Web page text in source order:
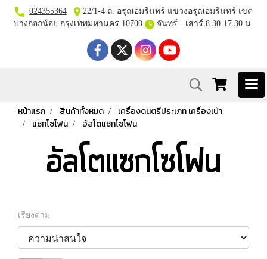
024355364
22/1-4 ถ. อรุณอมรินทร์ แขวงอรุณอมรินทร์ เขต
บางกอกน้อย กรุงเทพมหานคร 10700
จันทร์ - เสาร์ 8.30-17.30 น.
หน้าแรก สินค้าทั้งหมด
เครื่องดนตรีประเภท เครื่องเป่า
แซกโซโฟน
อัลโตแซกโซโฟน
อัลโตแซกโซโฟน
เรียงตาม